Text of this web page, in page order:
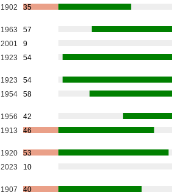
1902 35
1963
57
2001
9
1923 54
1923
54
1954 58
1956
42
1913 46
1920
53
2023 10
1907
40